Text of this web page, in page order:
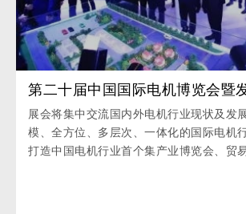
第二十届中国国际电机博览会暨
展会将集中交流国内外电机行业现状及发
模、全方位、多层次、一体化的国际电机行
打造中国电机行业首个集产业博览会、贸